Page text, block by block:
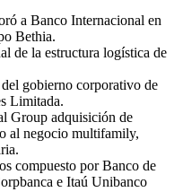
a Banco Internacional en
Bethia.
de la estructura logística de
gobierno corporativo de
Limitada.
Group adquisición de
al negocio multifamily,
compuesto por Banco de
e Itaú Unibanco